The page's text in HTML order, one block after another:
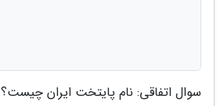
سوال اتفاقی: نام پایتخت ایران چیست؟